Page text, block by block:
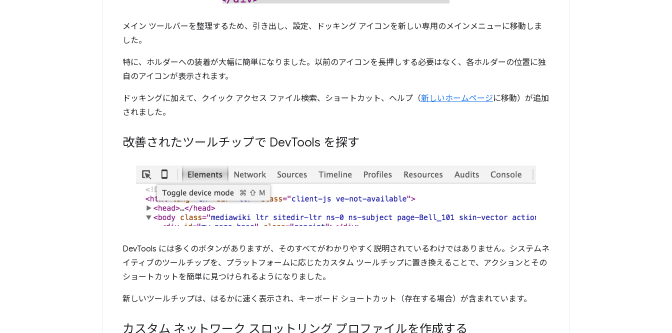
メイン ツールバーを整理するため、引き出し、設定、ドッキング アイコンを新しい専用のメインメニューに移動しま
した。
特に、ホルダーへの装着が大幅に簡単になりました。以前のアイコンを長押しする必要はなく、各ホルダーの位置に独
自のアイコンが表示されます。
ドッキングに加えて、クイック アクセス ファイル検索、ショートカット、ヘルプ（新しいホームページに移動）が追加
されました。
改善されたツールチップで DevTools を探す
DevTools には多くのボタンがありますが、そのすべてがわかりやすく説明されているわけではありません。システムネ
イティブのツールチップを、プラットフォームに応じたカスタム ツールチップに置き換えることで、アクションとその
ショートカットを簡単に見つけられるようになりました。
新しいツールチップは、はるかに速く表示され、キーボード ショートカット（存在する場合）が含まれています。
カスタム ネットワーク スロットリング プロファイルを作成する